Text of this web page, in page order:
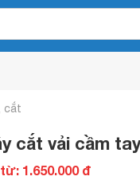
cắt
cắt vải cầm
1.650.000 đ